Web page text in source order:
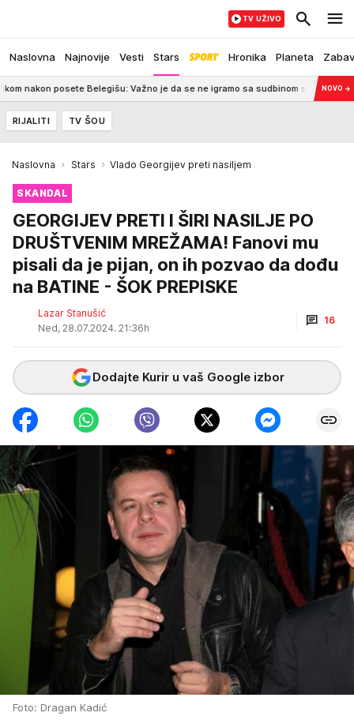
Naslovna Najnovije Vesti Stars Hronika Planeta
TV UŽIVO
posete Belegišu: Važno je da se ne igramo sa sudbinom svoje zemljeNOVO →
RIJALITI TV ŠOU
Naslovna Stars Vlado Georgijev preti nasiljem
SKANDAL
GEORGIJEV PRETI I ŠIRI NASILJE PO
DRUŠTVENIM MREŽAMA! Fanovi mu
pisali da je pijan, on ih pozvao da dođu
na BATINE - ŠOK PREPISKE
Lazar Stanušić
Ned, 28.07.2024. 21:36h
16
Dodajte Kurir u vaš Google izbor
Foto: Dragan Kadić